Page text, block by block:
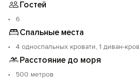
шашлыка и плова. Кухня под
инжиром - даже в самое пекло там
никаких суматошных соседей !
Вас, время Вашего отдыха
Гостей
6
Спальные места
4 односпальных кровати, 1 диван-
Расстояние до моря
500 метров